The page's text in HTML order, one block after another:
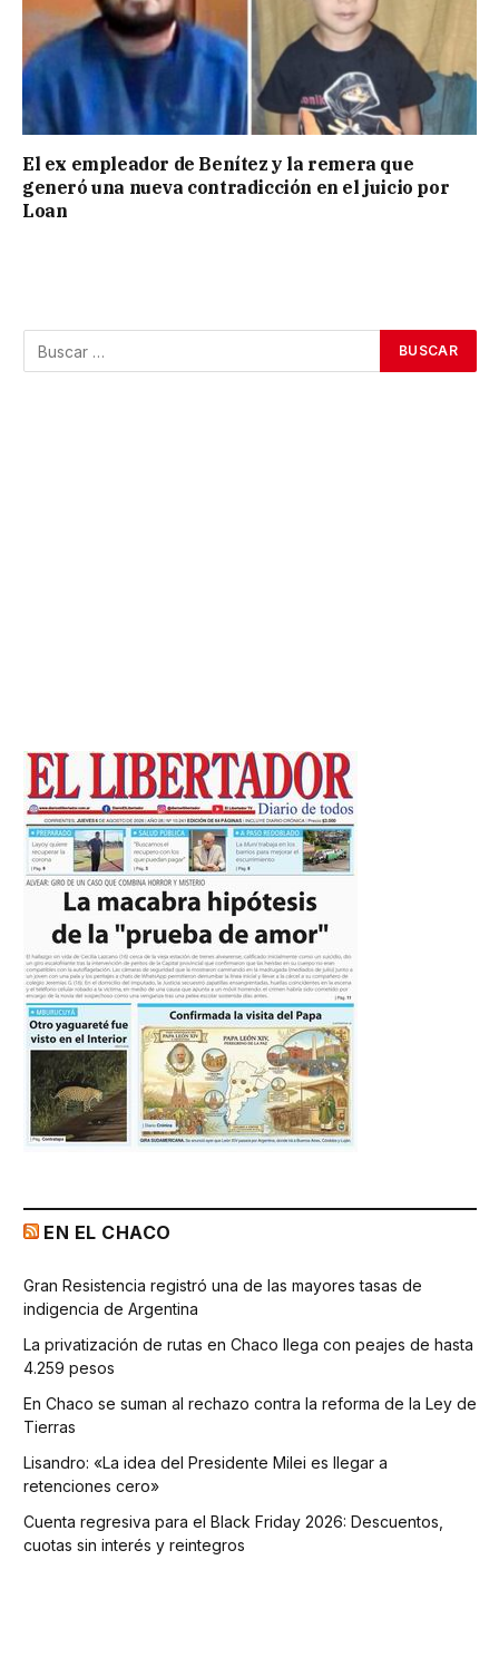
El ex empleador de Benítez y la remera que
generó una nueva contradicción en el juicio por
Loan
EN EL CHACO
Gran Resistencia registró una de las mayores tasas de
indigencia de Argentina
La privatización de rutas en Chaco llega con peajes de hasta
4.259 pesos
En Chaco se suman al rechazo contra la reforma de la Ley de
Tierras
Lisandro: «La idea del Presidente Milei es llegar a
retenciones cero»
Cuenta regresiva para el Black Friday 2026: Descuentos,
cuotas sin interés y reintegros